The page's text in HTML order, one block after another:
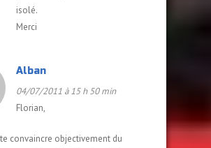
isolé.
Merci
Alban
04/07/2011 à 15 h 50 min
Florian,
te convaincre objectivement du